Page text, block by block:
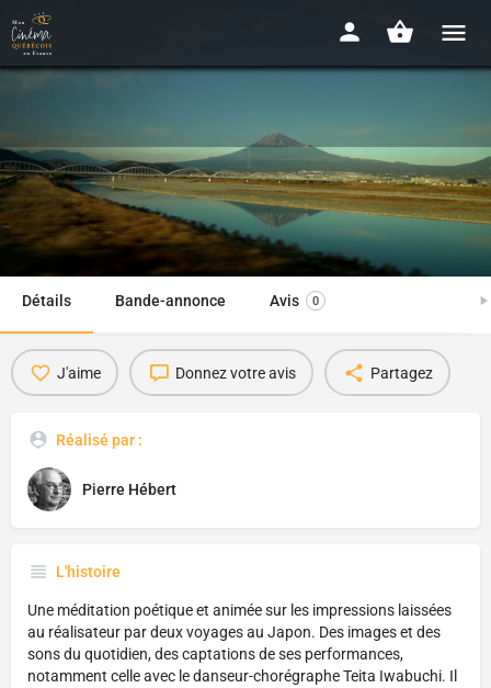
Le Mont Fuji vu d'un train en
marche
2021 - 2h01
Détails Bande-annonce Avis 0
J'aime Donnez votre avis Partagez
Réalisé par :
Pierre Hébert
L'histoire
Une méditation poétique et animée sur les impressions laissées
au réalisateur par deux voyages au Japon. Des images et des
sons du quotidien, des captations de ses performances,
notamment celle avec le danseur-chorégraphe Teita Iwabuchi. Il